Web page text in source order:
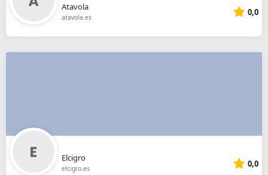
Atavola
atavola.es 0,0
Elcigro
elcigro.es 0,0